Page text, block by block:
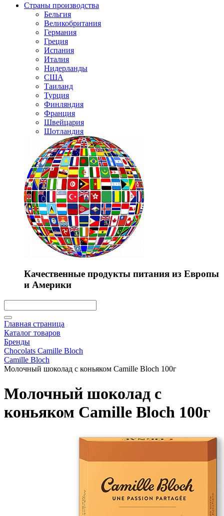
Страны производства
Бельгия
Великобритания
Германия
Греция
Испания
Италия
Нидерланды
США
Таиланд
Турция
Финляндия
Франция
Швейцария
Шотландия
Качественные продукты питания из Европы
и Америки
Главная страница
Каталог товаров
Бренды
Chocolats Camille Bloch
Camille Bloch
Молочный шоколад с коньяком Camille Bloch 100г
Молочный шоколад с
коньяком Camille Bloch 100г